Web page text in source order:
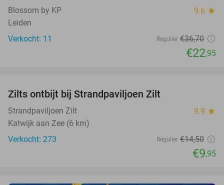
Blossom by KP 9.6 star
Leiden
Verkocht: 11
Regulier €36,70
€22,95
Zilts ontbijt bij Strandpaviljoen Zilt
Strandpaviljoen Zilt 9.9 star
Katwijk aan Zee (6 km)
Verkocht: 273
Regulier €14,50
€9,95